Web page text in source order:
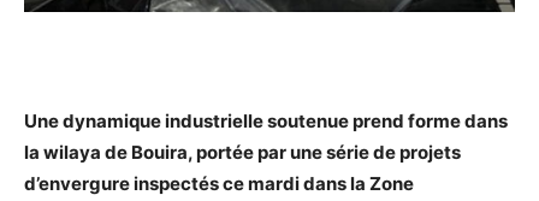
Une dynamique industrielle soutenue prend forme dans
la wilaya de Bouira, portée par une série de projets
d’envergure inspectés ce mardi dans la Zone